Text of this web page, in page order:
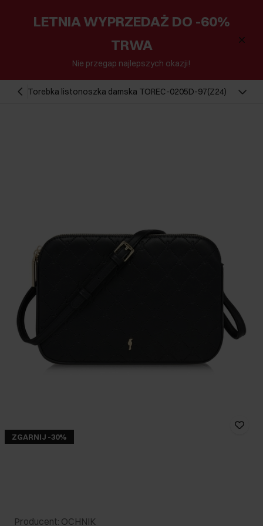
LETNIA WYPRZEDAŻ DO -60%
TRWA
Nie przegap najlepszych okazji!
Torebka listonoszka damska TOREC-0205D-97(Z24)
ZGARNIJ -30%
Producent: OCHNIK